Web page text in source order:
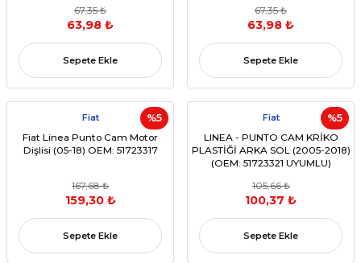
67,35 ₺
63,98 ₺
Sepete Ekle
67,35 ₺
63,98 ₺
Sepete Ekle
%5
Fiat
Fiat Linea Punto Cam Motor
Dişlisi (05-18) OEM: 51723317
167,68 ₺
159,30 ₺
Sepete Ekle
%5
Fiat
LINEA - PUNTO CAM KRİKO
PLASTİĞİ ARKA SOL (2005-2018)
(OEM: 51723321 UYUMLU)
105,66 ₺
100,37 ₺
Sepete Ekle